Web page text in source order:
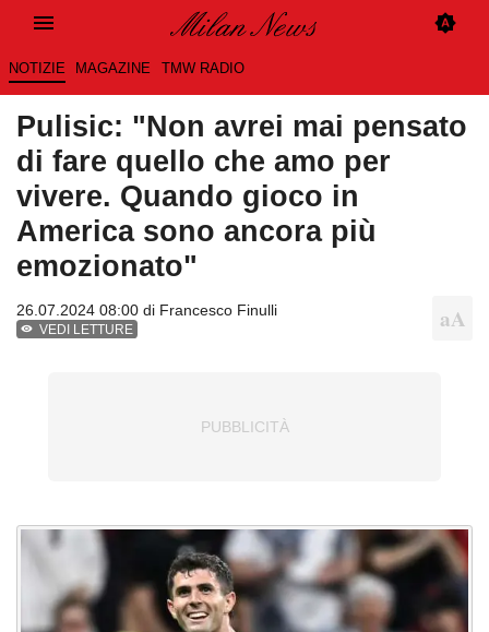
NOTIZIE MAGAZINE TMW RADIO
Pulisic: "Non avrei mai pensato
di fare quello che amo per
vivere. Quando gioco in
America sono ancora più
emozionato"
26.07.2024 08:00 di Francesco Finulli
VEDI LETTURE